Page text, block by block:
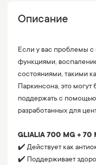
Описание
Если у вас проблемы
функциями,
состояниями, такими
Паркинсона, это
поддержать с помощью
разработанных для
GLIALIA 700 MG +
✔️ Действует как
✔️ Поддерживает